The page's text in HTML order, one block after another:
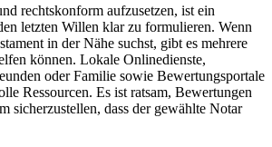
rechtskonform aufzusetzen, ist ein
letzten Willen klar zu formulieren. Wenn
in der Nähe suchst, gibt es mehrere
können. Lokale Onlinedienste,
oder Familie sowie Bewertungsportale
Ressourcen. Es ist ratsam, Bewertungen
sicherzustellen, dass der gewählte Notar